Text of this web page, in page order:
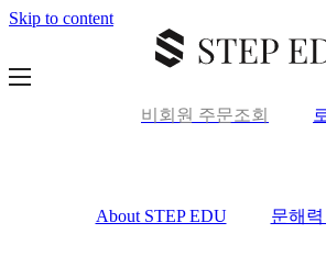
Skip to content
비회원 주문조회
About STEP EDU 문해